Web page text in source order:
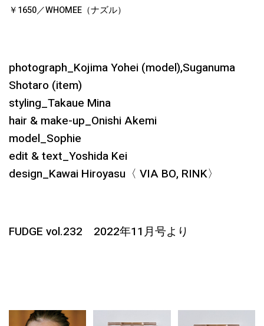
￥1650／WHOMEE（ナズル）
photograph_Kojima Yohei (model),Suganuma
Shotaro (item)
styling_Takaue Mina
hair & make-up_Onishi Akemi
model_Sophie
edit & text_Yoshida Kei
design_Kawai Hiroyasu〈 VIA BO, RINK〉
FUDGE vol.232 2022年11月号より